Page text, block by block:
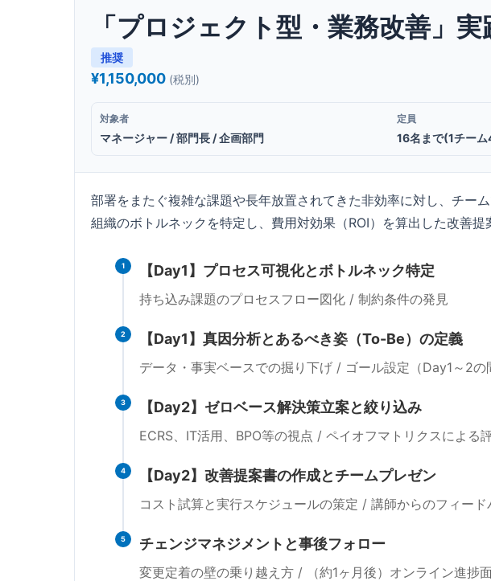
「プロジェクト型・業務改善」
推奨
¥1,150,000 (税別)
対象者
マネージャー / 部門長 / 企画部門
定員
16名まで(1チー
部署をまたぐ複雑な課題や長年放置されてきた非効率に対し、チー
組織のボトルネックを特定し、費用対効果（ROI）を算出した改善提
1 【Day1】プロセス可視化とボトルネック特定
持ち込み課題のプロセスフロー図化 / 制約条件の発見
2 【Day1】真因分析とあるべき姿（To-Be）の定義
データ・事実ベースでの掘り下げ / ゴール設定（Day1～2の
3 【Day2】ゼロベース解決策立案と絞り込み
ECRS、IT活用、BPO等の視点 / ペイオフマトリクスによる
4 【Day2】改善提案書の作成とチームプレゼン
コスト試算と実行スケジュールの策定 / 講師からのフィード
5 チェンジマネジメントと事後フォロー
変更定着の壁の乗り越え方 / （約1ヶ月後）オンライン進捗面